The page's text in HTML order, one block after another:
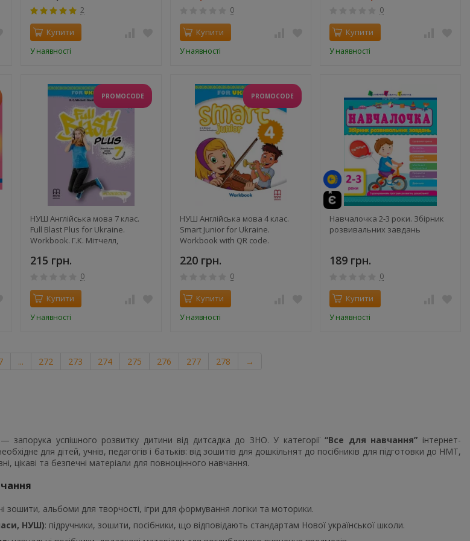
2
Купити
У наявності
0
Купити
У наявності
0
Купити
У наявності
PROMOCODE
НУШ Англійська мова 7 клас.
Full Blast Plus for Ukraine.
Workbook. Г.К. Мітчелл,
215 грн.
0
Купити
У наявності
PROMOCODE
НУШ Англійська мова 4 клас.
Smart Junior for Ukraine.
Workbook with QR code.
Малкоґіанні, Гарольд Квінтон
220 грн.
0
Купити
У наявності
Навчалочка 2-3 роки. Збірник
розвивальних завдань
189 грн.
0
Купити
У наявності
... 272 273 274 275 276 277 278 →
— запорука успішного розвитку дитини від дитсадка до ЗНО. У категорії“Все для навчання” інтернет-
для дітей, учнів, педагогів і батьків: від зошитів для дошкільнят до посібників для підготовки до НМТ,
цікаві та безпечні матеріали для повноцінного навчання.
зошити, альбоми для творчості, ігри для формування логіки та моторики.
НУШ): підручники, зошити, посібники, що відповідають стандартам Нової української школи.